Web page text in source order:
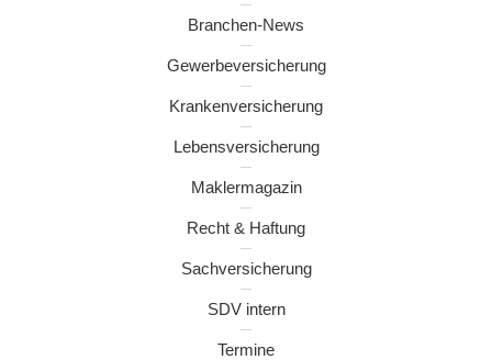
Branchen-News
Gewerbeversicherung
Krankenversicherung
Lebensversicherung
Maklermagazin
Recht & Haftung
Sachversicherung
SDV intern
Termine